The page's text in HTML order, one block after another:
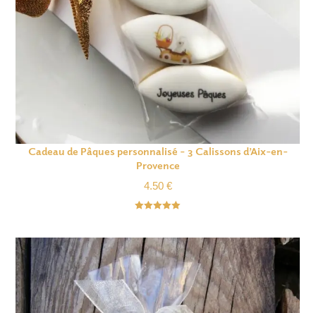
Cadeau de Pâques personnalisé – 3 Calissons d’Aix-en-
Provence
4.50 €